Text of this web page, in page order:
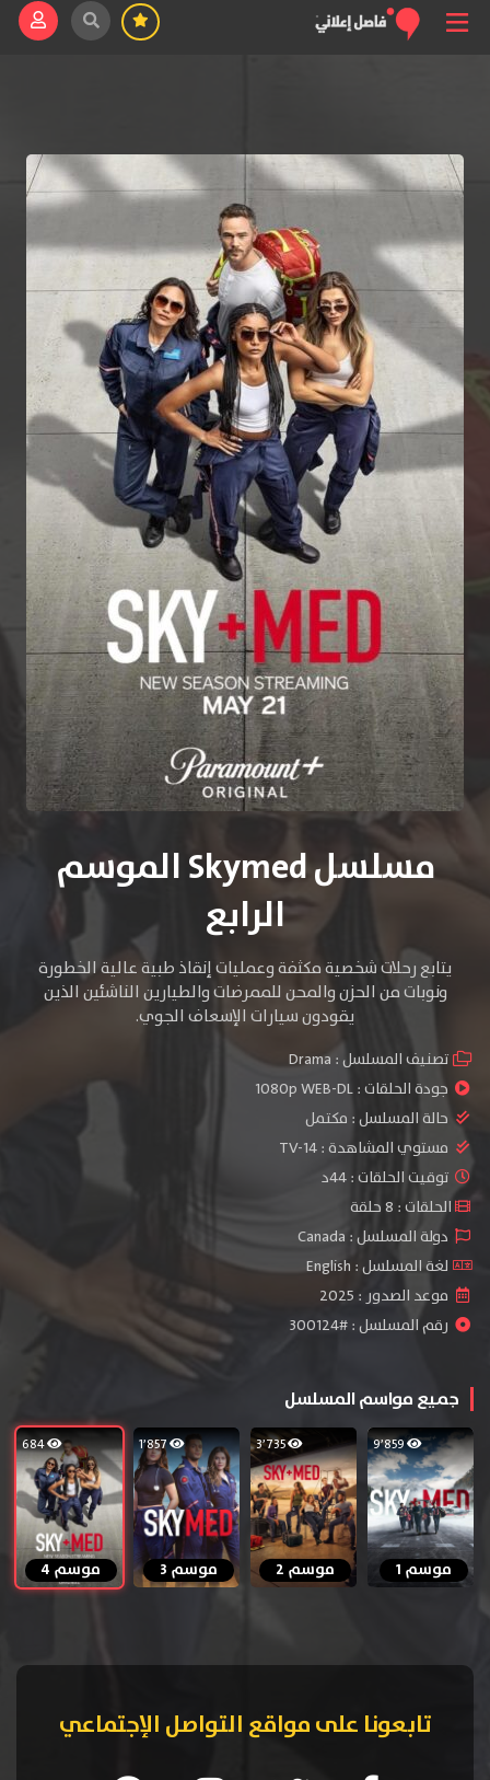
مسلسل Skymed الموسم
الرابع
يتابع رحلات شخصية مكثفة وعمليات إنقاذ طبية عالية الخطورة
ونوبات من الحزن والمحن للممرضات والطيارين الناشئين الذين
يقودون سيارات الإسعاف الجوي.
تصنيف المسلسل : Drama
جودة الحلقات :1080p WEB-DL
حالة المسلسل : مكتمل
مستوي المشاهدة :TV-14
توقيت الحلقات : 44د
الحلقات : 8 حلقة
دولة المسلسل : Canada
لغة المسلسل : English
موعد الصدور : 2025
رقم المسلسل : #300124
جميع مواسم المسلسل
9٬859
موسم 1
3٬735
موسم 2
1٬857
موسم 3
684
موسم 4
تابعونا على مواقع التواصل الإجتماعي